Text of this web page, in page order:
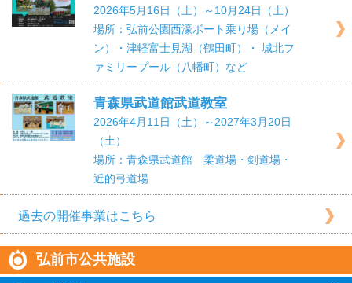
2026年5月16日（土）～10月24日（土）
場所：弘前公園西濠ボート乗り場（メイ
ン）・津軽富士見湖（鶴田町）・ 城北フ
ァミリープール（八幡町）など
青森県武道館武道教室
2026年4月11日（土）～2027年3月20日
（土）
場所：青森県武道館 柔道場・剣道場・
近的弓道場
過去の開催事業はこちら
弘前市公共施設